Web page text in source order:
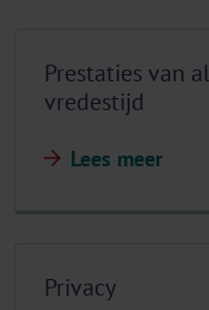
Prestaties van
vredestijd
Lees meer
Privacy